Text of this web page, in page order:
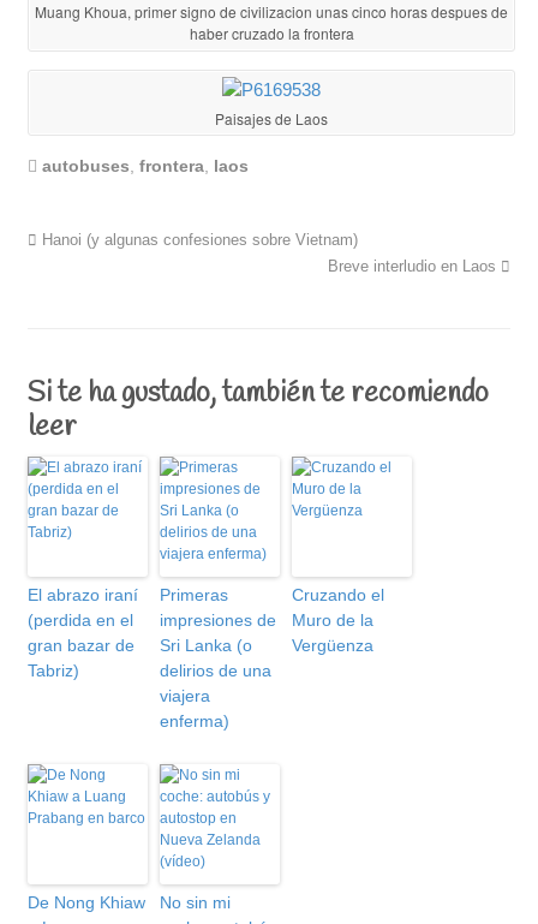
Muang Khoua, primer signo de civilizacion unas cinco horas despues de
haber cruzado la frontera
Paisajes de Laos
autobuses, frontera, laos
Hanoi (y algunas confesiones sobre Vietnam)
Breve interludio en Laos
Si te ha gustado, también te recomiendo
leer
El abrazo iraní
(perdida en el
gran bazar de
Tabriz)
Primeras
impresiones de
Sri Lanka (o
delirios de una
viajera
enferma)
Cruzando el
Muro de la
Vergüenza
De Nong Khiaw
No sin mi